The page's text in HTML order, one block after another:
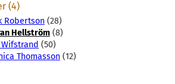
(4)
Robertson (28)
Hellström (8)
Wifstrand (50)
Thomasson (12)